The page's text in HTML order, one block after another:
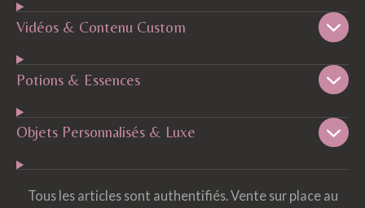
Vidéos & Contenu Custom
Potions & Essences
Objets Personnalisés & Luxe
Tous les articles sont authentifiés. Vente sur place au